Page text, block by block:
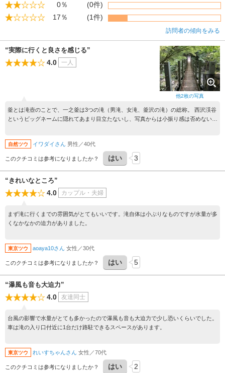
0％
(0件)
17％
(1件)
訪問者の傾向をみる
他2枚の写真
“実際に行くと良さを感じる”
4.0 一人
釜とは滝壺のことで、一之釜は3つの滝（男滝、女滝、釜沢の滝）の総称。 西沢渓谷
というビッグネームに隠れてあまり目立たないし、写真からは小振り感は否めない
る。また、滝壺まで行けて真正面から見られるという意味では、西沢渓谷の滝群には
ない景観。 5台ほど停車できる駐車場も用意されていて、10分もしないうちに吊り橋
自然ツウ イワダイさん 男性／40代
このクチコミは参考になりましたか？ はい 3
“きれいなところ”
4.0 カップル・夫婦
まず滝に行くまでの雰囲気がとてもいいです。滝自体は小ぶりなものですが水量が多
くなかなかの迫力がありました。
東京ツウ aoaya10さん 女性／30代
このクチコミは参考になりましたか？ はい 5
“瀑風も音も大迫力”
4.0 友達同士
台風の影響で水量がとても多かったので瀑風も音も大迫力で少し恐いくらいでした。
車は滝の入り口付近に1台だけ路駐できるスペースがあります。
東京ツウ れいすちゃんさん 女性／70代
このクチコミは参考になりましたか？ はい 2